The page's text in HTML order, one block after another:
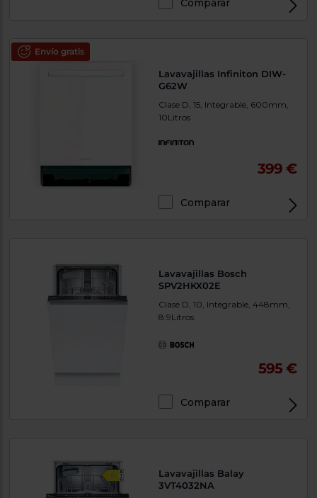
Comparar
Envío gratis
Lavavajillas Infiniton DIW-
G62W
Clase D, 15, Integrable, 600mm,
10Litros
399 €
Comparar
Lavavajillas Bosch
SPV2HKX02E
Clase D, 10, Integrable, 448mm,
8.9Litros
595 €
Comparar
Lavavajillas Balay
3VT4032NA